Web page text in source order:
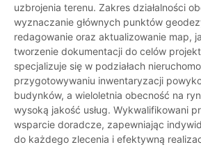
uzbrojenia terenu. Zakres działalności
wyznaczanie głównych punktów
redagowanie oraz aktualizowanie map,
tworzenie dokumentacji do celów
specjalizuje się w podziałach
przygotowywaniu inwentaryzacji
budynków, a wieloletnia obecność na
wysoką jakość usług. Wykwalifikowani
wsparcie doradcze, zapewniając
do każdego zlecenia i efektywną